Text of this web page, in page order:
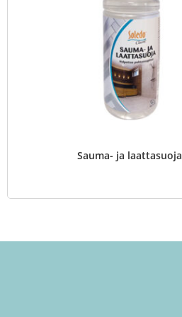
Sauma- ja laattasuoja